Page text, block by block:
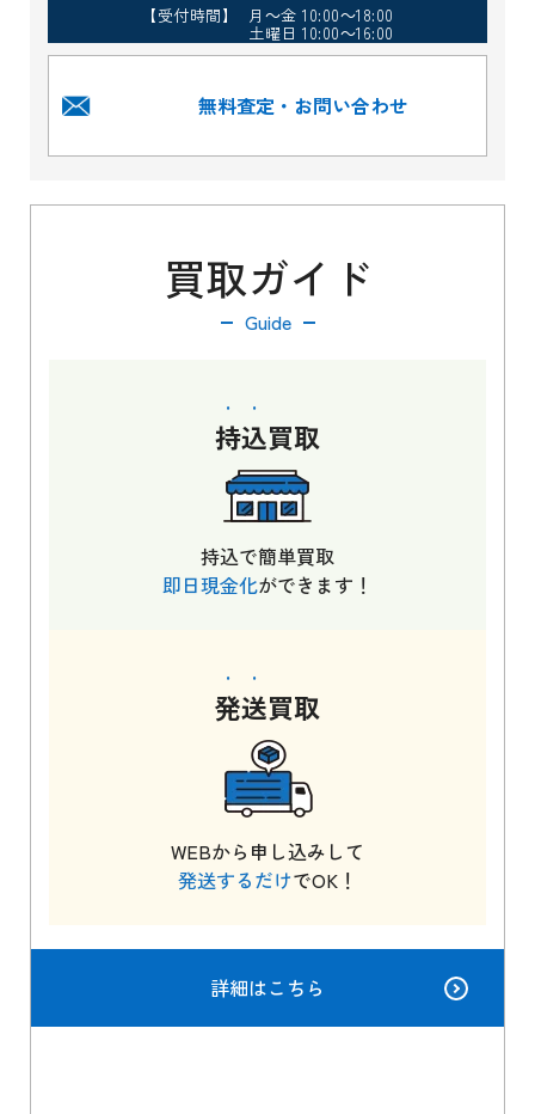
【受付時間】 月～金 10:00～18:00
土曜日 10:00～16:00
無料査定・お問い合わせ
買取ガイド
Guide
持込買取
持込で簡単買取
即日現金化ができます！
発送買取
WEBから申し込みして
発送するだけでOK！
詳細はこちら